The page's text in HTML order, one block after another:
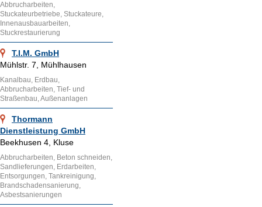
Abbrucharbeiten,
Stuckateurbetriebe, Stuckateure,
Innenausbauarbeiten,
Stuckrestaurierung
T.I.M. GmbH
Mühlstr. 7, Mühlhausen
Kanalbau, Erdbau,
Abbrucharbeiten, Tief- und
Straßenbau, Außenanlagen
Thormann
Dienstleistung GmbH
Beekhusen 4, Kluse
Abbrucharbeiten, Beton schneiden,
Sandlieferungen, Erdarbeiten,
Entsorgungen, Tankreinigung,
Brandschadensanierung,
Asbestsanierungen